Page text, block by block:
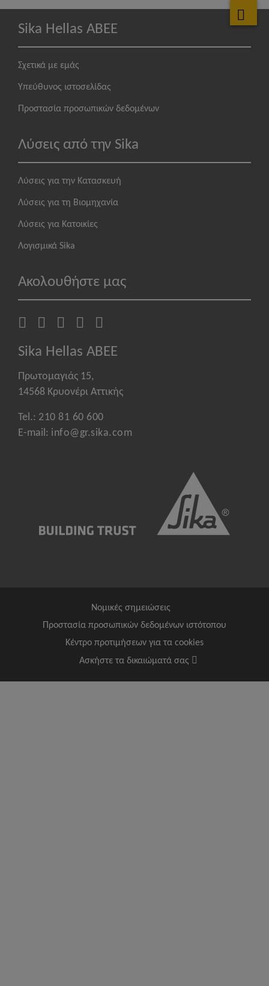
Sika Hellas ABEE
Σχετικά με εμάς
Υπεύθυνος ιστοσελίδας
Προστασία προσωπικών δεδομένων
Λύσεις από την Sika
Λύσεις για την Κατασκευή
Λύσεις για τη Βιομηχανία
Λύσεις για Κατοικίες
Λογισμικά Sika
Ακολουθήστε μας
Sika Hellas ABEE
Πρωτομαγιάς 15,
14568 Κρυονέρι Αττικής
Tel.: 210 81 60 600
E-mail: info@gr.sika.com
Νομικές σημειώσεις
Προστασία προσωπικών δεδομένων ιστότοπου
Κέντρο προτιμήσεων για τα cookies
Ασκήστε τα δικαιώματά σας